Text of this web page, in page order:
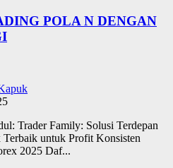
POLA N DENGAN
Trader Family: Solusi Terdepan
untuk Profit Konsisten
2025 Daf...